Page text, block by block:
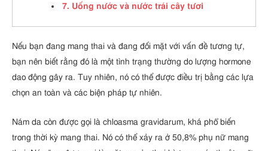
7. Uống nước và nước trái cây tươi
Nếu bạn đang mang thai và đang đối mặt với vấn đề tương tự,
bạn nên biết rằng đó là một tình trạng thường do lượng hormone
dao động gây ra. Tuy nhiên, nó có thể được điều trị bằng các lựa
chọn an toàn và các biện pháp tự nhiên.
Nám da còn được gọi là chloasma gravidarum, khá phổ biến
trong thời kỳ mang thai. Nó có thể xảy ra ở 50,8% phụ nữ mang